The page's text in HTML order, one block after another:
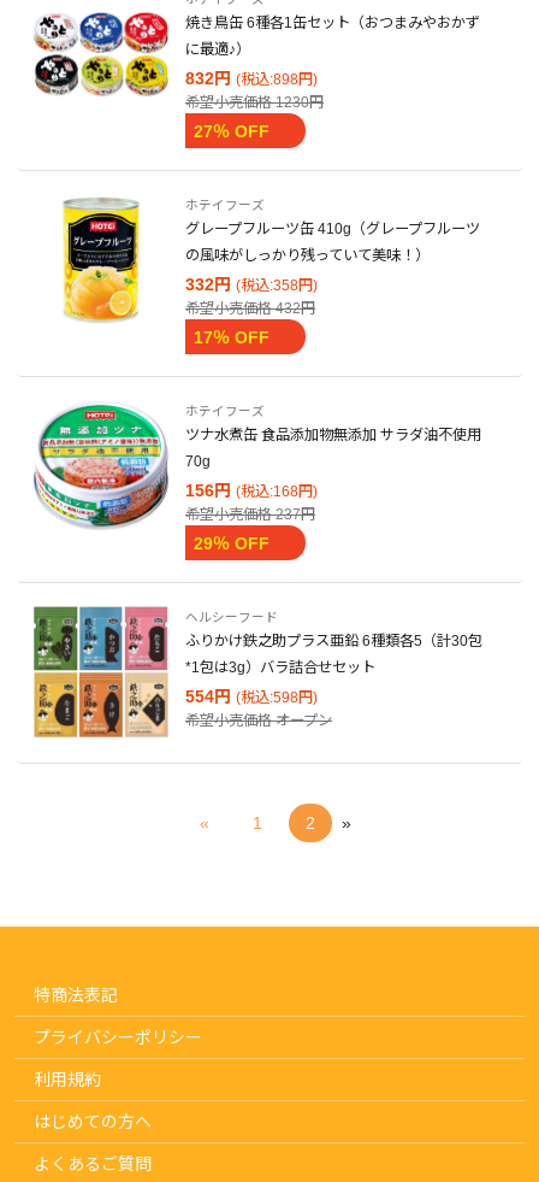
焼き鳥缶 6種各1缶セット（おつまみやおかず
に最適♪）
832円 (税込:898円)
希望小売価格1230円
27％ OFF
ホテイフーズ
グレープフルーツ缶 410g（グレープフルーツ
の風味がしっかり残っていて美味！）
332円 (税込:358円)
希望小売価格432円
17％ OFF
ホテイフーズ
ツナ水煮缶 食品添加物無添加 サラダ油不使用
70g
156円 (税込:168円)
希望小売価格237円
29％ OFF
ヘルシーフード
ふりかけ鉄之助プラス亜鉛 6種類各5（計30包
*1包は3g）バラ詰合せセット
554円 (税込:598円)
希望小売価格オープン
« 1 2 »
特商法表記
プライバシーポリシー
利用規約
はじめての方へ
よくあるご質問